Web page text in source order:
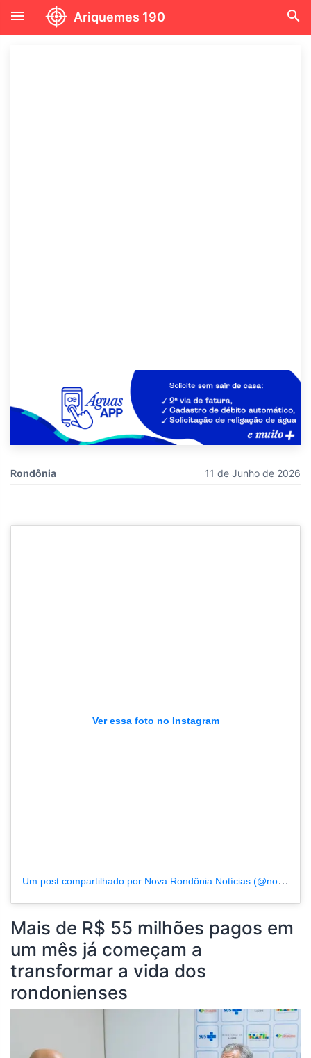
menu Ariquemes 190 search
Rondônia 11 de Junho de 2026
Ver essa foto no Instagram
Um post compartilhado por Nova Rondônia Notícias (@novarondonia)
Mais de R$ 55 milhões pagos em
um mês já começam a
transformar a vida dos
rondonienses